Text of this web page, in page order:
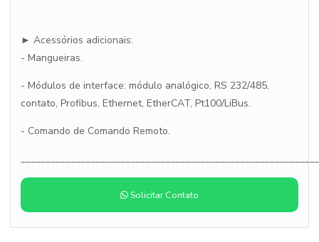
► Acessórios adicionais:
- Mangueiras.
- Módulos de interface: módulo analógico, RS 232/485,
contato, Profibus, Ethernet, EtherCAT, Pt100/LiBus.
- Comando de Comando Remoto.
Solicitar Contato